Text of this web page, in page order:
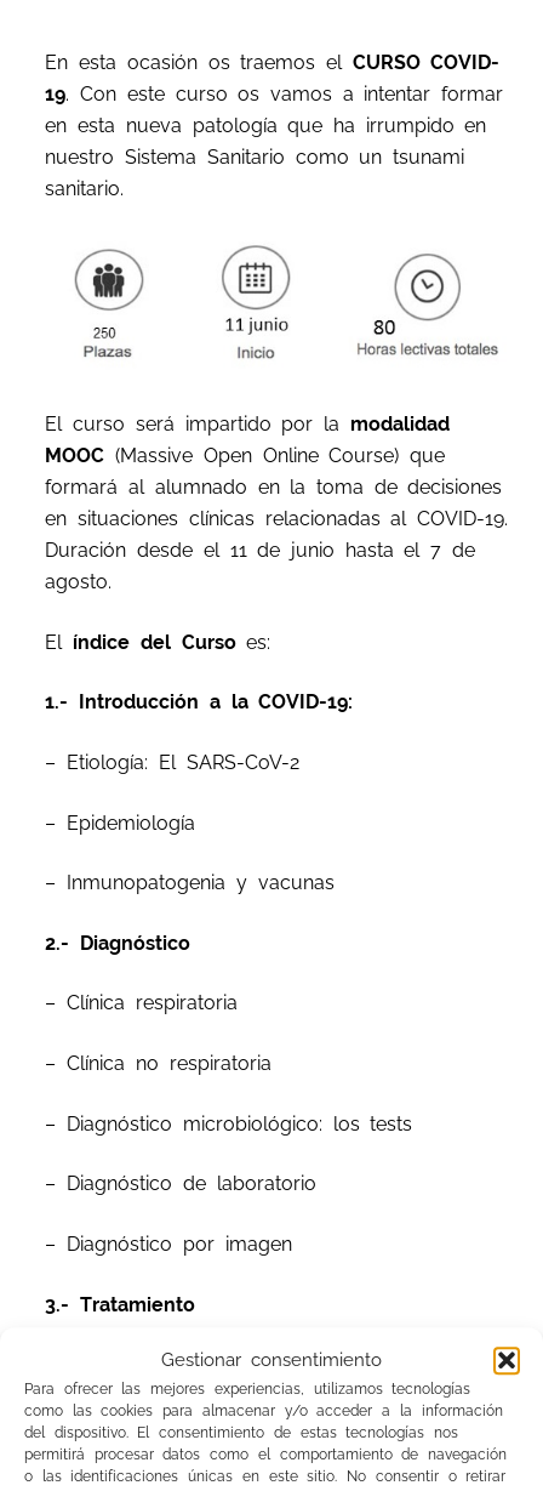
Gestionar consentimiento
Para ofrecer las mejores experiencias, utilizamos tecnologías
como las cookies para almacenar y/o acceder a la información
del dispositivo. El consentimiento de estas tecnologías nos
permitirá procesar datos como el comportamiento de navegación
o las identificaciones únicas en este sitio. No consentir o retirar
En esta ocasión os traemos el CURSO COVID-
19. Con este curso os vamos a intentar formar
en esta nueva patología que ha irrumpido en
nuestro Sistema Sanitario como un tsunami
sanitario.
El curso será impartido por la modalidad
MOOC (Massive Open Online Course) que
formará al alumnado en la toma de decisiones
en situaciones clínicas relacionadas al COVID-19.
Duración desde el 11 de junio hasta el 7 de
agosto.
El índice del Cursoes:
1.- Introducción a la COVID-19:
– Etiología: El SARS-CoV-2
– Epidemiología
– Inmunopatogenia y vacunas
2.- Diagnóstico
– Clínica respiratoria
– Clínica no respiratoria
– Diagnóstico microbiológico: los tests
– Diagnóstico de laboratorio
– Diagnóstico por imagen
3.- Tratamiento
– Tratamiento: Atención Primaria
– Tratamiento: Planta hospitalaria
– Tratamiento: UCI